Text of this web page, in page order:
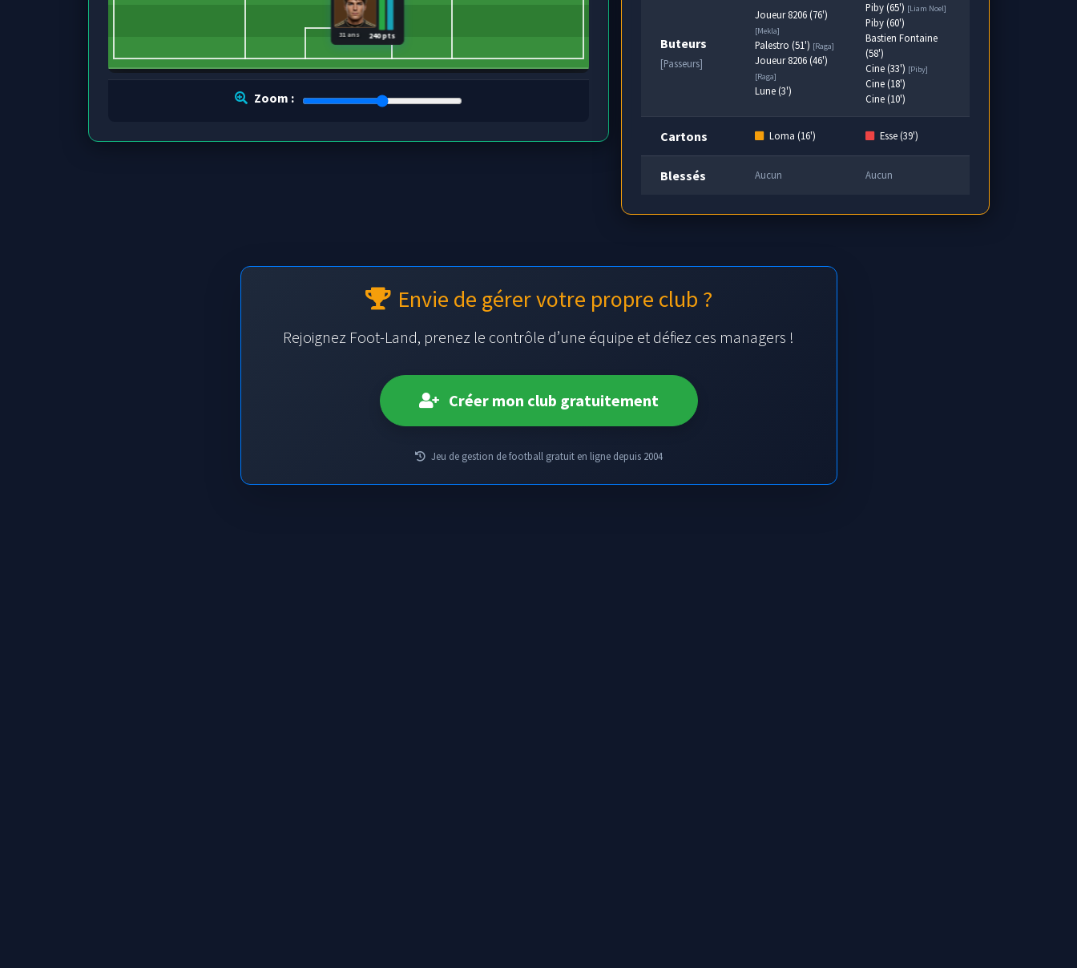
240 pts
31 ans
Zoom :
Buteurs
[Passeurs]
Joueur 8206 (76')
[Mekla]
Palestro (51') [Raga]
Joueur 8206 (46')
[Raga]
Lune (3')
Piby (65') [Liam Noel]
Piby (60')
Bastien Fontaine
(58')
Cine (33') [Piby]
Cine (18')
Cine (10')
Cartons Loma (16') Esse (39')
Blessés Aucun Aucun
Envie de gérer votre propre club ?
Rejoignez Foot-Land, prenez le contrôle d’une équipe et défiez ces managers !
Créer mon club gratuitement
Jeu de gestion de football gratuit en ligne depuis 2004